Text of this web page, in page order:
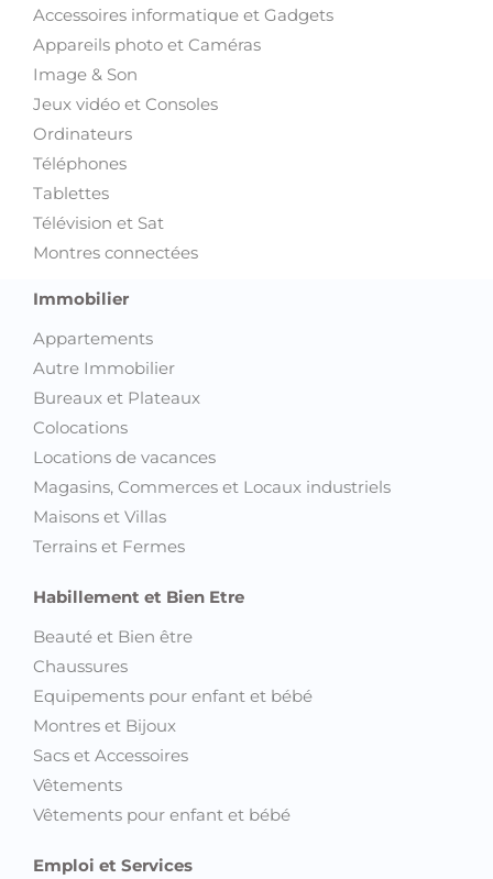
Accessoires informatique et Gadgets
Appareils photo et Caméras
Image & Son
Jeux vidéo et Consoles
Ordinateurs
Téléphones
Tablettes
Télévision et Sat
Montres connectées
Immobilier
Appartements
Autre Immobilier
Bureaux et Plateaux
Colocations
Locations de vacances
Magasins, Commerces et Locaux industriels
Maisons et Villas
Terrains et Fermes
Habillement et Bien Etre
Beauté et Bien être
Chaussures
Equipements pour enfant et bébé
Montres et Bijoux
Sacs et Accessoires
Vêtements
Vêtements pour enfant et bébé
Emploi et Services